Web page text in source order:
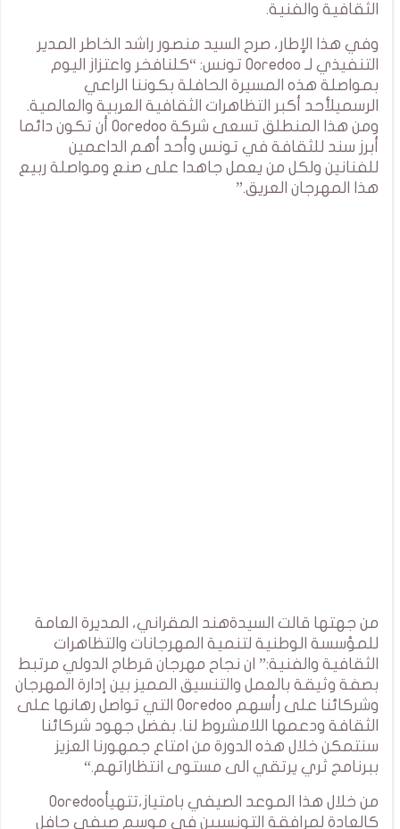
الثقافية والفنية.
وفي هذا الإطار، صرح السيد منصور راشد الخاطر المدير
التنفيذي لـ Ooredoo تونس: “كلنافخر واعتزاز اليوم
بمواصلة هذه المسيرة الحافلة بكوننا الراعي
الرسميلأحد أكبر التظاهرات الثقافية العربية والعالمية.
ومن هذا المنطلق تسعى شركة Ooredoo أن تكون دائما
أبرز سند للثقافة في تونس وأحد أهم الداعمين
للفنانين ولكل من يعمل جاهدا على صنع ومواصلة ربيع
هذا المهرجان العريق.”
من جهتها قالت السيدةهند المقراني، المديرة العامة
للمؤسسة الوطنية لتنمية المهرجانات والتظاهرات
الثقافية والفنية:” ان نجاح مهرجان قرطاج الدولي مرتبط
بصفة وثيقة بالعمل والتنسيق المميز بين إدارة المهرجان
وشركائنا على رأسهم Ooredoo التي تواصل رهانها على
الثقافة ودعمها اللامشروط لنا. بفضل جهود شركائنا
سنتمكن خلال هذه الدورة من امتاع جمهورنا العزيز
ببرنامج ثري يرتقي الى مستوى انتظاراتهم.“
من خلال هذا الموعد الصيفي بامتياز،تتهيأOoredoo
كالعادة لمرافقة التونسيين في موسم صيفي حافل